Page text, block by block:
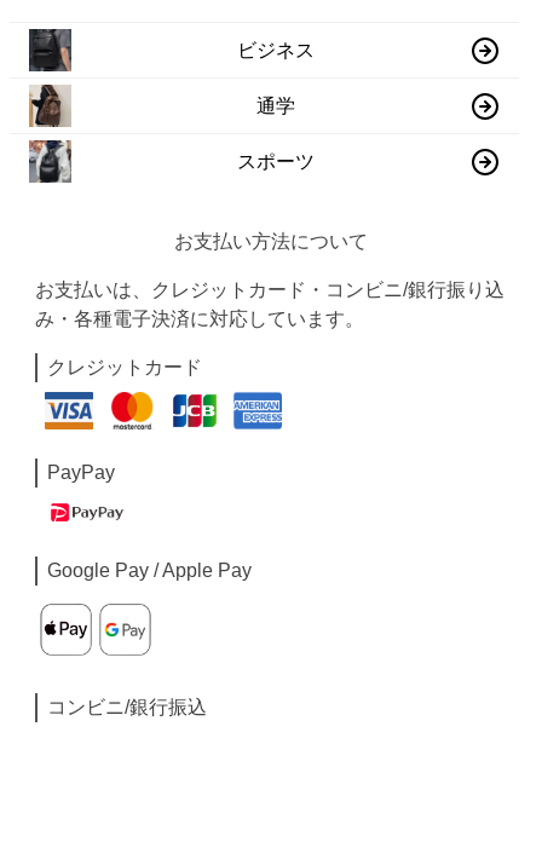
ビジネス
通学
スポーツ
お支払い方法について
お支払いは、クレジットカード・コンビニ/銀行振り込
み・各種電子決済に対応しています。
クレジットカード
PayPay
Google Pay / Apple Pay
コンビニ/銀行振込